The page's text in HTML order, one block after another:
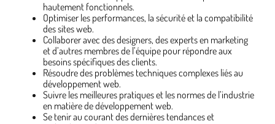
hautement fonctionnels.
Optimiser les performances, la sécurité et la compatibilité
des sites web.
Collaborer avec des designers, des experts en marketing
et d’autres membres de l’équipe pour répondre aux
besoins spécifiques des clients.
Résoudre des problèmes techniques complexes liés au
développement web.
Suivre les meilleures pratiques et les normes de l’industrie
en matière de développement web.
Se tenir au courant des dernières tendances et